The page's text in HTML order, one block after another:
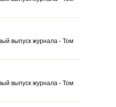
выпуск журнала - Том
выпуск журнала - Том